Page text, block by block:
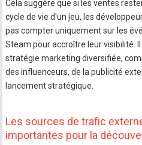
Cela suggère que si les ventes
cycle de vie d'un jeu, les
pas compter uniquement sur les
Steam pour accroître leur visibilité.
stratégie marketing diversifiée,
des influenceurs, de la publicité
lancement stratégique.
Les sources de trafic
importantes pour la